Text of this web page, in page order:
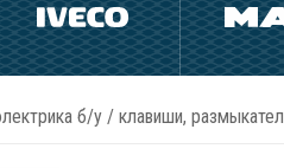
б/у / клавиши,